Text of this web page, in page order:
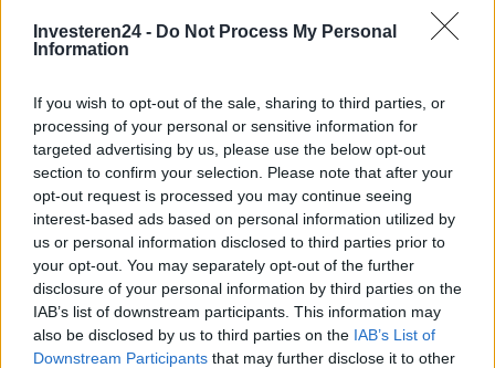
Investeren24 - Do Not Process My Personal
Information
If you wish to opt-out of the sale, sharing to third parties, or
processing of your personal or sensitive information for
targeted advertising by us, please use the below opt-out
section to confirm your selection. Please note that after your
opt-out request is processed you may continue seeing
interest-based ads based on personal information utilized by
us or personal information disclosed to third parties prior to
your opt-out. You may separately opt-out of the further
disclosure of your personal information by third parties on the
IAB’s list of downstream participants. This information may
also be disclosed by us to third parties on the IAB’s List of
Downstream Participants that may further disclose it to other
EUR/USD daalt, crypto’s stabiliseren na rustige week
Sanne De Vries · 10 aug 2026